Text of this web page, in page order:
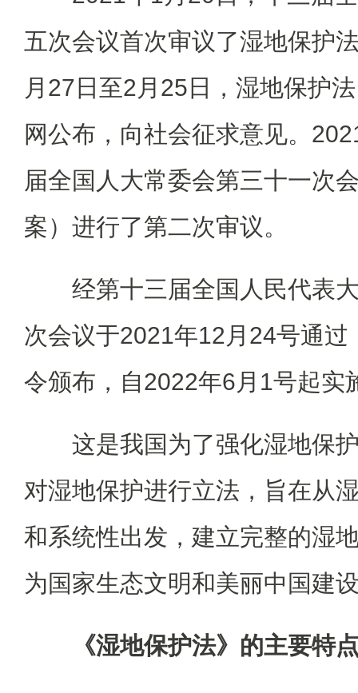
五次会议首次审议了湿地保护
月27日至2月25日，湿地保护
网公布，向社会征求意见。
届全国人大常委会第三十一次
案）进行了第二次审议。
经第十三届全国人民代表
次会议于2021年12月24号通
令颁布，自2022年6月1号起实
这是我国为了强化湿地保
对湿地保护进行立法，旨在从
和系统性出发，建立完整的湿
为国家生态文明和美丽中国建
《湿地保护法》的主要特